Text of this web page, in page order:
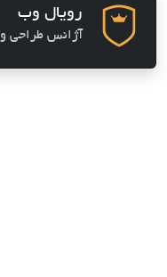
رویال وب
آژانس طراحی و تبلیغات